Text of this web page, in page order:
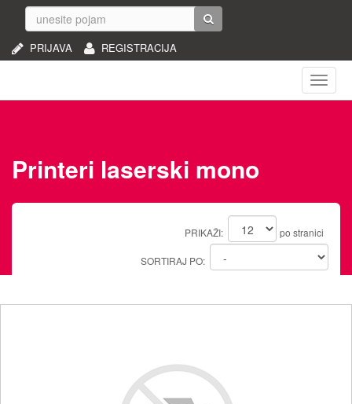
REGISTRACIJA
PRIJAVA
Printeri laserski mono
PRIKAŽI: po stranici
SORTIRAJ PO: